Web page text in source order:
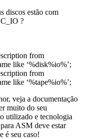
discos estão com
?
from
like ‘%disk%io%’;
from
like ‘%tape%io%’;
veja a documentação
muito do seu
utilizado e tecnologia
ASM deve estar
é seu caso!